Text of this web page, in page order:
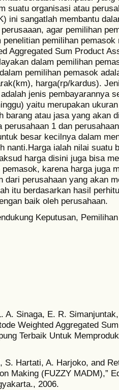
suatu organisasi atau
ini sangatlah membantu
agar pemilihan
pemilihan
Aggregated Sum Product
dalam pemilihan
pemilihan pemasok
harga(rp/kardus).
jenis pembayarannya
yaitu merupakan
barang atau jasa yang akan
perusahaan 1 dan
besar kecilnya dalam
nanti.Harga ialah nilai suatu
harga disini juga bisa
karena harga juga
dari perusahaan yang akan
itu berdasarkan hasil
baik oleh perusahaan.
Keputusan,
A. Sinaga, E. R.
Weighted Aggregated
Terbaik Untuk
S. Hartati, A. Harjoko, and
Making (FUZZY MADM),”
2006.